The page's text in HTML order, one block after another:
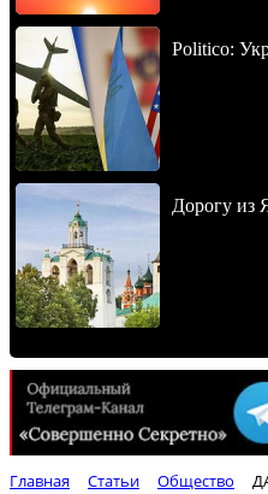
Politico:
Дорогу из
Главная Статьи Общество